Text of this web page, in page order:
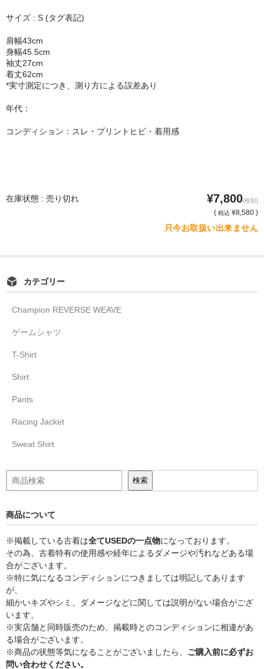
サイズ : S (タグ表記)
肩幅43cm
身幅45.5cm
袖丈27cm
着丈62cm
*実寸測定につき、測り方による誤差あり
年代：
コンディション：スレ・プリントヒビ・着用感
在庫状態 : 売り切れ ¥7,800(税別)
( 税込 ¥8,580 )
只今お取扱い出来ません
カテゴリー
Champion REVERSE WEAVE
ゲームシャツ
T-Shirt
Shirt
Pants
Racing Jacket
Sweat Shirt
検索
検索
商品について
※掲載している古着は全てUSEDの一点物になっております。
その為、古着特有の使用感や経年によるダメージや汚れなどある場
合がございます。
※特に気になるコンディションにつきましては明記してあります
が、
細かいキズやシミ、ダメージなどに関しては説明がない場合がござ
います。
※実店舗と同時販売のため、掲載時とのコンディションに相違があ
る場合がございます。
※商品の状態等気になることがございましたら、 ご購入前に必ずお
問い合わせください。